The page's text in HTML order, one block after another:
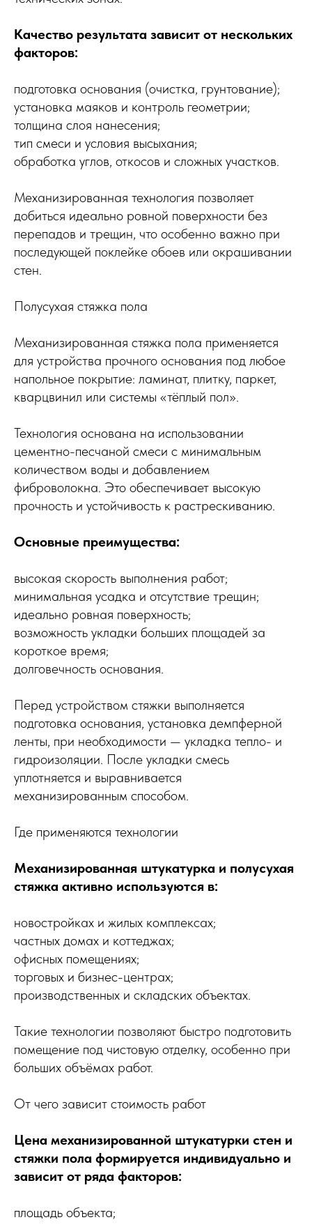
Качество результата зависит от нескольких
факторов:
подготовка основания (очистка, грунтование);
установка маяков и контроль геометрии;
толщина слоя нанесения;
тип смеси и условия высыхания;
обработка углов, откосов и сложных участков.
Механизированная технология позволяет
добиться идеально ровной поверхности без
перепадов и трещин, что особенно важно при
последующей поклейке обоев или окрашивании
стен.
Полусухая стяжка пола
Механизированная стяжка пола применяется
для устройства прочного основания под любое
напольное покрытие: ламинат, плитку, паркет,
кварцвинил или системы «тёплый пол».
Технология основана на использовании
цементно-песчаной смеси с минимальным
количеством воды и добавлением
фиброволокна. Это обеспечивает высокую
прочность и устойчивость к растрескиванию.
Основные преимущества:
высокая скорость выполнения работ;
минимальная усадка и отсутствие трещин;
идеально ровная поверхность;
возможность укладки больших площадей за
короткое время;
долговечность основания.
Перед устройством стяжки выполняется
подготовка основания, установка демпферной
ленты, при необходимости — укладка тепло- и
гидроизоляции. После укладки смесь
уплотняется и выравнивается
механизированным способом.
Где применяются технологии
Механизированная штукатурка и полусухая
стяжка активно используются в:
новостройках и жилых комплексах;
частных домах и коттеджах;
офисных помещениях;
торговых и бизнес-центрах;
производственных и складских объектах.
Такие технологии позволяют быстро подготовить
помещение под чистовую отделку, особенно при
больших объёмах работ.
От чего зависит стоимость работ
Цена механизированной штукатурки стен и
стяжки пола формируется индивидуально и
зависит от ряда факторов:
площадь объекта;